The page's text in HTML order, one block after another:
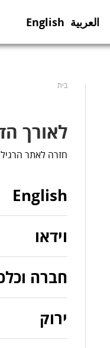
العربية English
בית
לאורך
חזרה לאתר הרגיל
English
וידאו
חברה
ירוק